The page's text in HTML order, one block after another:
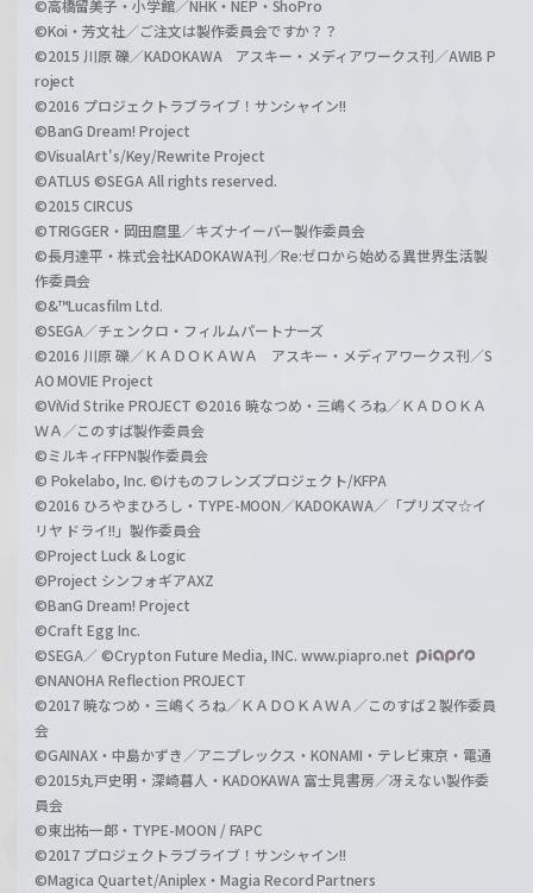
©高橋留美子・小学館／NHK・NEP・ShoPro
©Koi・芳文社／ご注文は製作委員会ですか？？
©2015 川原 礫／KADOKAWA アスキー・メディアワークス刊／AWIB P
roject
©2016 プロジェクトラブライブ！サンシャイン!!
©BanG Dream! Project
©VisualArt's/Key/Rewrite Project
©ATLUS ©SEGA All rights reserved.
©2015 CIRCUS
©TRIGGER・岡田麿里／キズナイーバー製作委員会
©長月達平・株式会社KADOKAWA刊／Re:ゼロから始める異世界生活製
作委員会
©&™Lucasfilm Ltd.
©SEGA／チェンクロ・フィルムパートナーズ
©2016 川原 礫／ＫＡＤＯＫＡＷＡ アスキー・メディアワークス刊／S
AO MOVIE Project
©ViVid Strike PROJECT ©2016 暁なつめ・三嶋くろね／ＫＡＤＯＫＡ
ＷＡ／このすば製作委員会
©ミルキィFFPN製作委員会
© Pokelabo, Inc. ©けものフレンズプロジェクト/KFPA
©2016 ひろやまひろし・TYPE-MOON／KADOKAWA／「プリズマ☆イ
リヤ ドライ!!」製作委員会
©Project Luck & Logic
©Project シンフォギアAXZ
©BanG Dream! Project
©Craft Egg Inc.
©SEGA／ ©Crypton Future Media, INC. www.piapro.net
©NANOHA Reflection PROJECT
©2017 暁なつめ・三嶋くろね／ＫＡＤＯＫＡＷＡ／このすば２製作委員
会
©GAINAX・中島かずき／アニプレックス・KONAMI・テレビ東京・電通
©2015丸戸史明・深崎暮人・KADOKAWA 富士見書房／冴えない製作委
員会
©東出祐一郎・TYPE-MOON / FAPC
©2017 プロジェクトラブライブ！サンシャイン!!
©Magica Quartet/Aniplex・Magia Record Partners